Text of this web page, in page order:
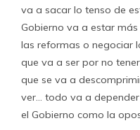
va a sacar lo tenso de
Gobierno va a estar
las reformas o negociar
que va a ser por no
que se va a
ver… todo va a
el Gobierno como la